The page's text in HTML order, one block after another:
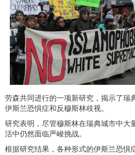
劳森共同进行的一项新研究，揭示了瑞
伊斯兰恐惧症和反穆斯林歧视。
研究表明，尽管穆斯林在瑞典城市中大
活中仍然面临严峻挑战。
根据研究结果，各种形式的伊斯兰恐惧